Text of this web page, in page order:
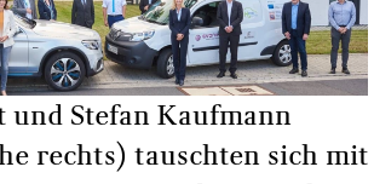
Stefan Kaufmann
rechts) tauschten sich mit